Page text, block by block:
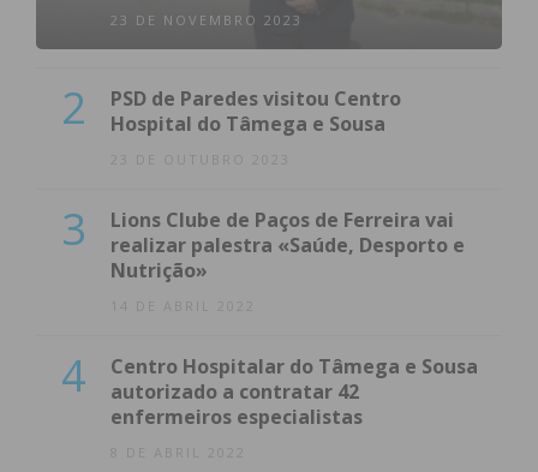
23 DE NOVEMBRO 2023
2
PSD de Paredes visitou Centro
Hospital do Tâmega e Sousa
23 DE OUTUBRO 2023
3
Lions Clube de Paços de Ferreira vai
realizar palestra «Saúde, Desporto e
Nutrição»
14 DE ABRIL 2022
4
Centro Hospitalar do Tâmega e Sousa
autorizado a contratar 42
enfermeiros especialistas
8 DE ABRIL 2022